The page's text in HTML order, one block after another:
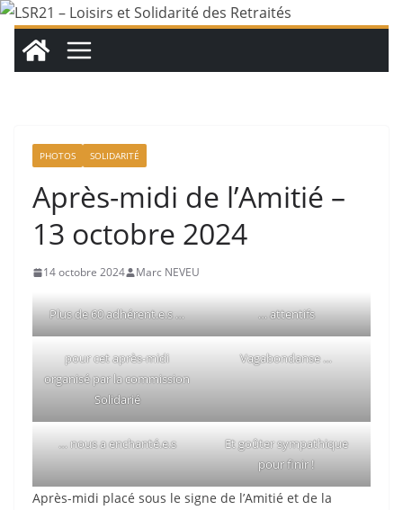
Passer
contenu
PHOTOS SOLIDARITÉ
Après-midi de l’Amitié –
13 octobre 2024
14 octobre 2024 Marc NEVEU
Plus de 60 adhérent.e.s … … attentifs
pour cet après-midi
organisé par la commission
Solidarié
Vagabondanse …
… nous a enchanté.e.s
Et goûter sympathique
pour finir !
Après-midi placé sous le signe de l’Amitié et de la